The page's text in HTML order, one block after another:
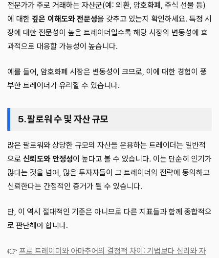
전문가가 주로 거래하는 자산군(예: 외환, 암호화폐, 주식 선물 등)
에 대한 깊은 이해도와 전문성을 갖추고 있는지 확인하세요. 특정 시
장에 대한 전문성이 높은 트레이더일수록 해당 시장의 변동성에 효
과적으로 대응할 가능성이 높습니다.
예를 들어, 암호화폐 시장은 변동성이 크므로, 이에 대한 경험이 풍
부한 트레이더가 유리할 수 있습니다.
5. 팔로워 수 및 자산 규모
많은 팔로워와 상당한 규모의 자산을 운용하는 트레이더는 일반적
으로 신뢰도와 안정성이 높다고 볼 수 있습니다. 이는 단순히 인기가
많다는 것을 넘어, 많은 투자자들이 그 트레이더의 전략에 동의하고
신뢰한다는 간접적인 증거가 될 수 있습니다.
단, 이 역시 절대적인 기준은 아니므로 다른 지표들과 함께 종합적으
로 판단해야 합니다.
👉 프로 트레이더와 아마추어의 결정적 차이: 기법보다 심리와 자